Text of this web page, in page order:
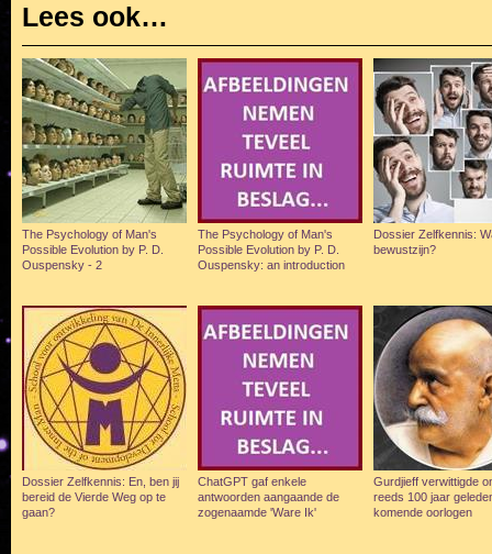
Lees ook…
The Psychology of Man's
Possible Evolution by P. D.
Ouspensky - 2
The Psychology of Man's
Possible Evolution by P. D.
Ouspensky: an introduction
Dossier Zelfkennis:
bewustzijn?
Dossier Zelfkennis: En, ben jij
bereid de Vierde Weg op te
gaan?
ChatGPT gaf enkele
antwoorden aangaande de
zogenaamde 'Ware Ik'
Gurdjieff verwittigde
reeds 100 jaar
komende oorlogen